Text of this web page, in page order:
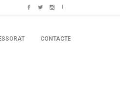
CONTACTE